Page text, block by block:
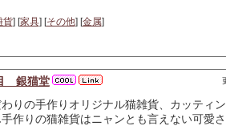
貨] [家具] [その他] [金属]
銀猫堂
わりの手作りオリジナル猫雑貨、カッティ
手作りの猫雑貨はニャンとも言えない可愛